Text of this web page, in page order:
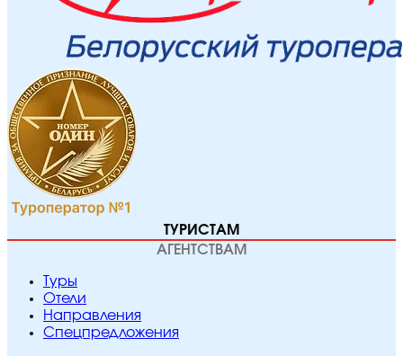
ТУРИСТАМ
АГЕНТСТВАМ
Туры
Отели
Направления
Спецпредложения